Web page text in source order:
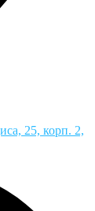
25, корп. 2,